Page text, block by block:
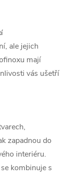
ale jejich
mají
vás ušetří
zapadnou do
interiéru.
kombinuje s